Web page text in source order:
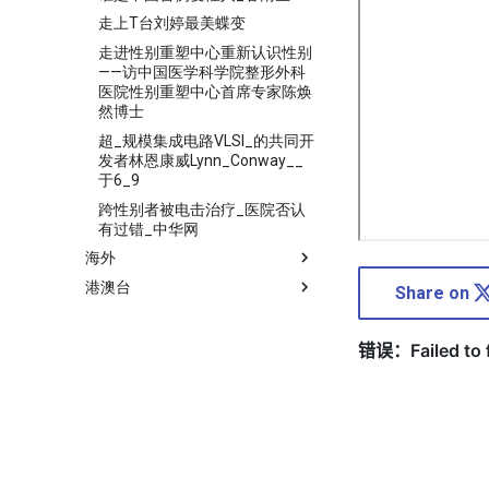
走上T台刘婷最美蝶变
走进性别重塑中心重新认识性别
——访中国医学科学院整形外科
医院性别重塑中心首席专家陈焕
然博士
超_规模集成电路VLSI_的共同开
发者林恩康威Lynn_Conway__
于6_9
跨性别者被电击治疗_医院否认
有过错_中华网
海外
港澳台
Share on